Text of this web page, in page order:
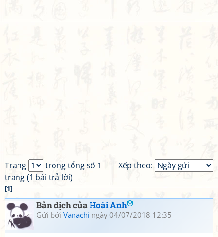
Xếp theo:
Trang
trong tổng số 1
trang (1 bài trả lời)
[1]
Bản dịch củaHoài Anh
Gửi bởi Vanachi ngày 04/07/2018 12:35